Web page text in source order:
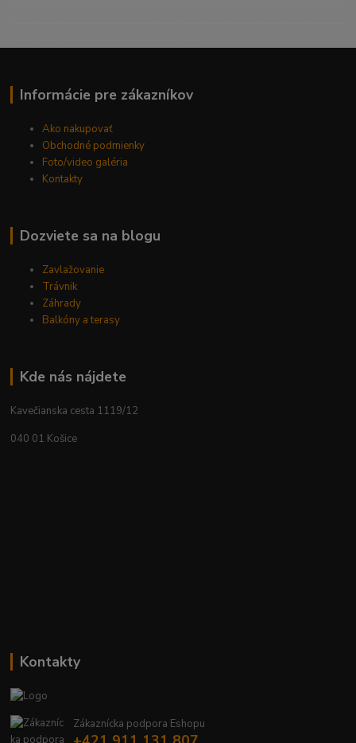
Informácie pre zákazníkov
Ako nakupovať
Obchodné podmienky
Foto/video galéria
Kontakty
Dozviete sa na blogu
Zavlažovanie
Trávnik
Záhrady
Balkóny a terasy
Kde nás nájdete
Kavečianska cesta 1119/12
040 01 Košice
Kontakty
Zákaznícka podpora Eshopu